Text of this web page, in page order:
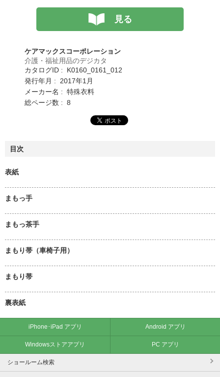
見る
ケアマックスコーポレーション
介護・福祉用品のデジカタ
カタログID : K0160_0161_012
発行年月 : 2017年1月
メーカー名 : 特殊衣料
総ページ数 : 8
目次
表紙
まもっ手
まもっ茶手
まもり帯（車椅子用）
まもり帯
裏表紙
iPhone･iPad アプリ Android アプリ
Windowsストアアプリ PC アプリ
ショールーム検索